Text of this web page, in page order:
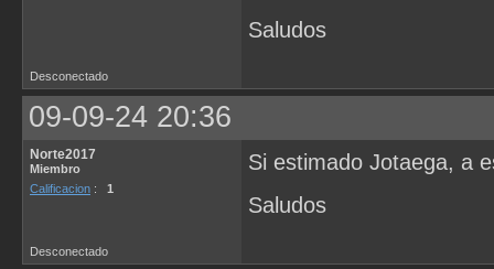
Saludos
Desconectado
09-09-24 20:36
Norte2017
Miembro
Calificacion : 1
Si estimado Jotaega, a
Saludos
Desconectado